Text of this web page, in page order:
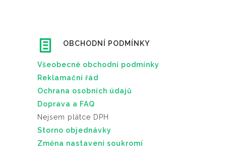
OBCHODNÍ PODMÍNKY
Všeobecné obchodní podmínky
Reklamační řád
Ochrana osobních údajů
Doprava a FAQ
Nejsem plátce DPH
Storno objednávky
Změna nastavení soukromí